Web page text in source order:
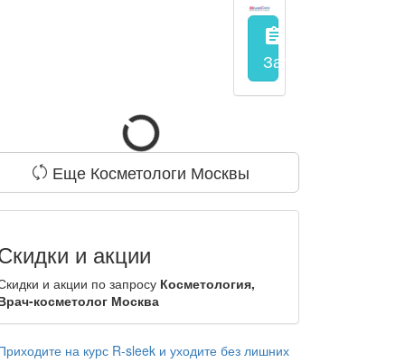
assignment
Запись на прием
Еще Косметологи Москвы
и акции
и акции по запросу Косметология,
косметолог Москва